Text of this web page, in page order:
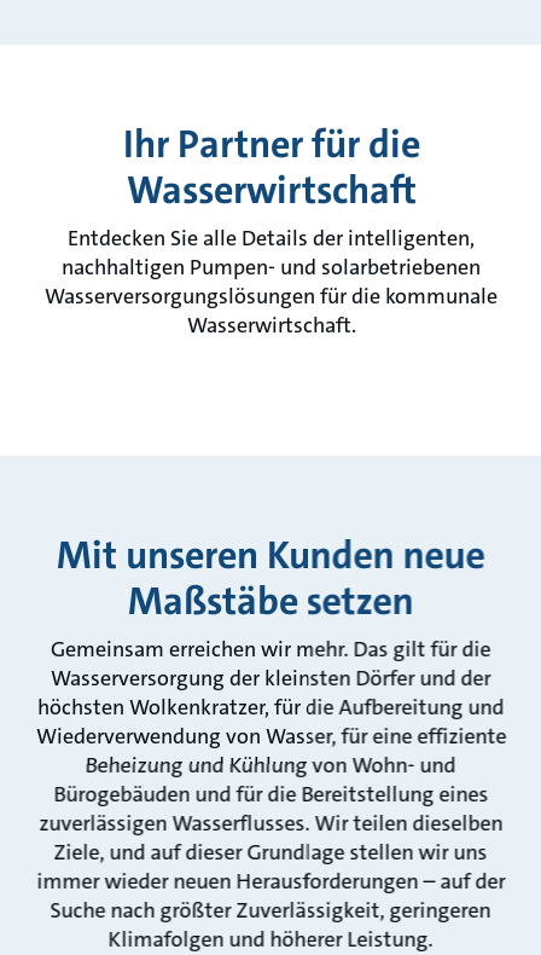
Ihr Partner für die
Wasserwirtschaft
Entdecken Sie alle Details der intelligenten,
nachhaltigen Pumpen- und solarbetriebenen
Wasserversorgungslösungen für die kommunale
Wasserwirtschaft.
Mit unseren Kunden neue
Maßstäbe setzen
Gemeinsam erreichen wir mehr. Das gilt für die
Wasserversorgung der kleinsten Dörfer und der
höchsten Wolkenkratzer, für die Aufbereitung und
Wiederverwendung von Wasser, für eine effiziente
Beheizung und Kühlung von Wohn- und
Bürogebäuden und für die Bereitstellung eines
zuverlässigen Wasserflusses. Wir teilen dieselben
Ziele, und auf dieser Grundlage stellen wir uns
immer wieder neuen Herausforderungen – auf der
Suche nach größter Zuverlässigkeit, geringeren
Klimafolgen und höherer Leistung.